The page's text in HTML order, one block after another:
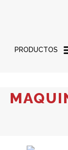
PRODUCTOS